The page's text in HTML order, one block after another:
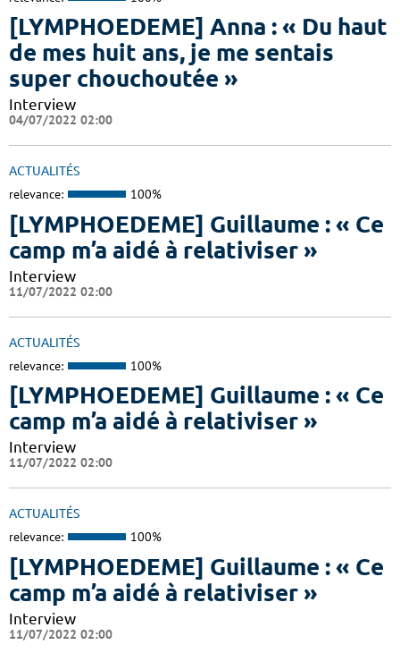
[LYMPHOEDEME] Anna : « Du haut
de mes huit ans, je me sentais
super chouchoutée »
Interview
04/07/2022 02:00
ACTUALITÉS
relevance: 100%
[LYMPHOEDEME] Guillaume : « Ce
camp m’a aidé à relativiser »
Interview
11/07/2022 02:00
ACTUALITÉS
relevance: 100%
[LYMPHOEDEME] Guillaume : « Ce
camp m’a aidé à relativiser »
Interview
11/07/2022 02:00
ACTUALITÉS
relevance: 100%
[LYMPHOEDEME] Guillaume : « Ce
camp m’a aidé à relativiser »
Interview
11/07/2022 02:00